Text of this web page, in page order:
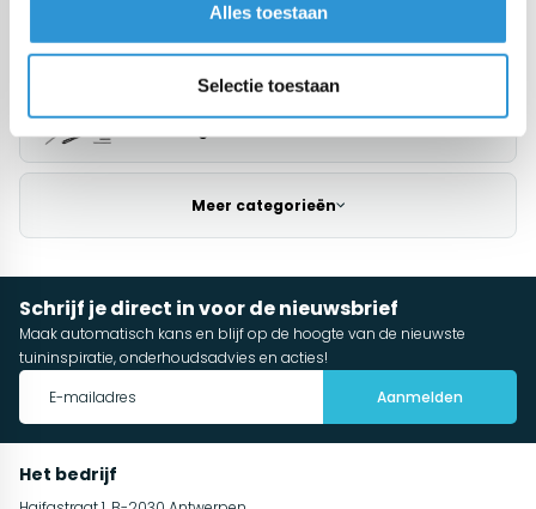
Alles toestaan
Selectie toestaan
Maatwerk
Meer categorieën
Schrijf je direct in voor de nieuwsbrief
Maak automatisch kans en blijf op de hoogte van de nieuwste
tuininspiratie, onderhoudsadvies en acties!
Aanmelden
Het bedrijf